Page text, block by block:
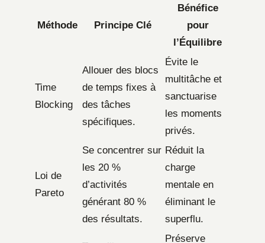
Méthode Principe Clé
Bénéfice
pour
l’Équilibre
Time
Blocking
Allouer des blocs
de temps fixes à
des tâches
spécifiques.
Évite le
multitâche et
sanctuarise
les moments
privés.
Loi de
Pareto
Se concentrer sur
les 20 %
d’activités
générant 80 %
des résultats.
Réduit la
charge
mentale en
éliminant le
superflu.
Préserve